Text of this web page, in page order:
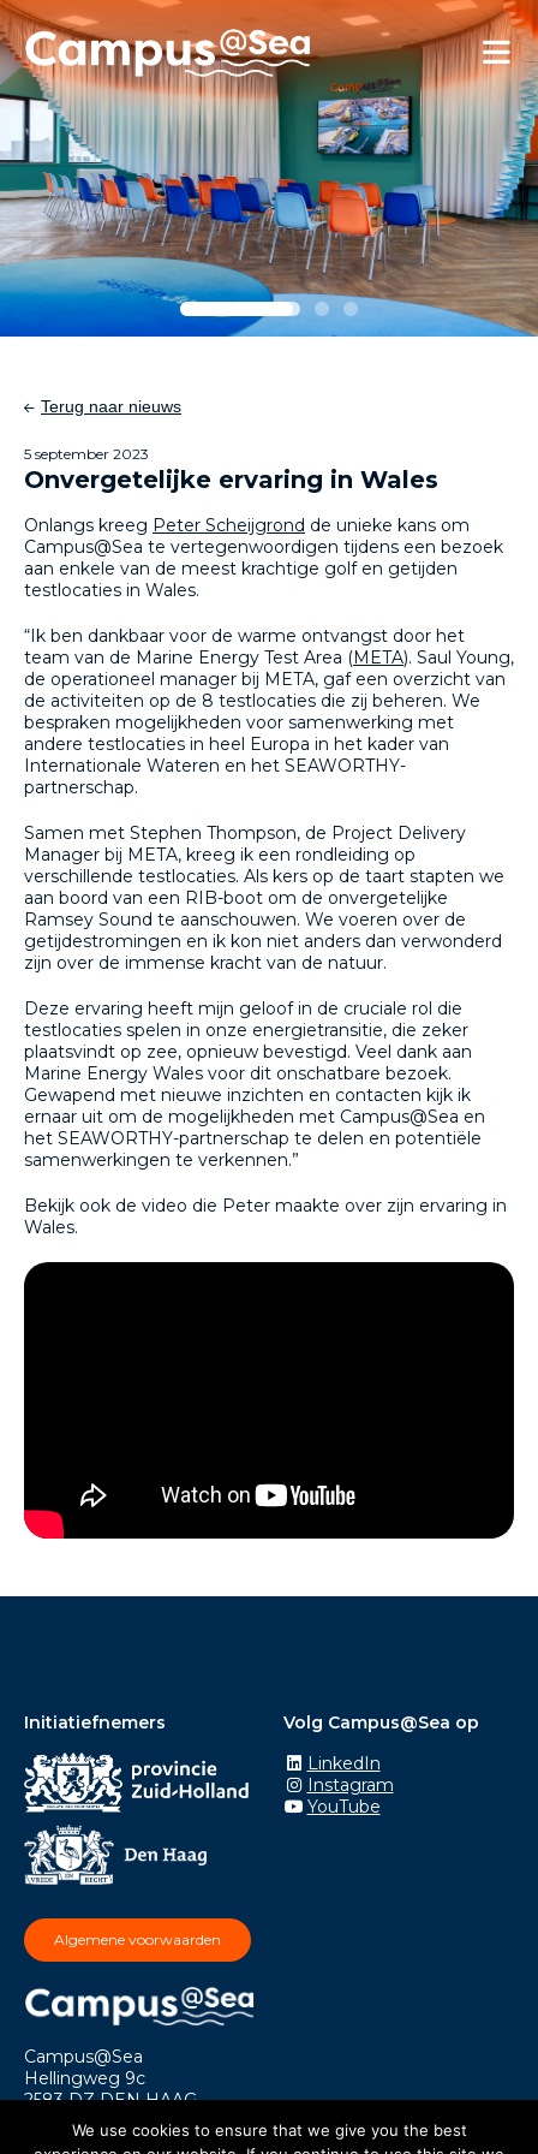
Skip and go to content
Directly to navigation
Terug naar nieuws
5 september 2023
Onvergetelijke ervaring in Wales
Onlangs kreeg Peter Scheijgrond de unieke kans om
Campus@Sea te vertegenwoordigen tijdens een bezoek
aan enkele van de meest krachtige golf en getijden
testlocaties in Wales.
“Ik ben dankbaar voor de warme ontvangst door het
team van de Marine Energy Test Area (META). Saul Young,
de operationeel manager bij META, gaf een overzicht van
de activiteiten op de 8 testlocaties die zij beheren. We
bespraken mogelijkheden voor samenwerking met
andere testlocaties in heel Europa in het kader van
Internationale Wateren en het SEAWORTHY-
partnerschap.
Samen met Stephen Thompson, de Project Delivery
Manager bij META, kreeg ik een rondleiding op
verschillende testlocaties. Als kers op de taart stapten we
aan boord van een RIB-boot om de onvergetelijke
Ramsey Sound te aanschouwen. We voeren over de
getijdestromingen en ik kon niet anders dan verwonderd
zijn over de immense kracht van de natuur.
Deze ervaring heeft mijn geloof in de cruciale rol die
testlocaties spelen in onze energietransitie, die zeker
plaatsvindt op zee, opnieuw bevestigd. Veel dank aan
Marine Energy Wales voor dit onschatbare bezoek.
Gewapend met nieuwe inzichten en contacten kijk ik
ernaar uit om de mogelijkheden met Campus@Sea en
het SEAWORTHY-partnerschap te delen en potentiële
samenwerkingen te verkennen.”
Bekijk ook de video die Peter maakte over zijn ervaring in
Wales.
Initiatiefnemers
Algemene voorwaarden
Volg Campus@Sea op
LinkedIn
Instagram
YouTube
Campus@Sea
Hellingweg 9c
2583 DZ DEN HAAG
info@campusatsea.nl
We use cookies to ensure that we give you the best